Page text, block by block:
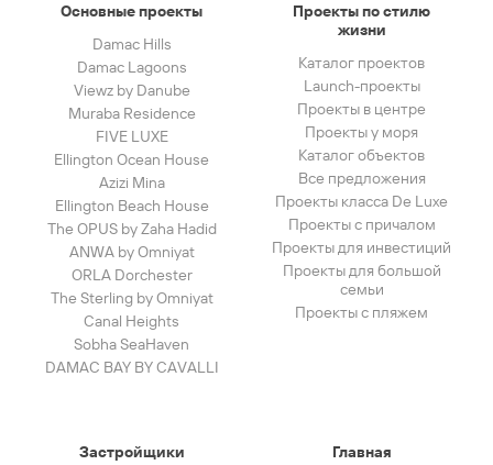
Основные проекты
Damac Hills
Damac Lagoons
Viewz by Danube
Muraba Residence
FIVE LUXE
Ellington Ocean House
Azizi Mina
Ellington Beach House
The OPUS by Zaha Hadid
ANWA by Omniyat
ORLA Dorchester
The Sterling by Omniyat
Canal Heights
Sobha SeaHaven
DAMAC BAY BY CAVALLI
Проекты по стилю
жизни
Каталог проектов
Launch-проекты
Проекты в центре
Проекты у моря
Каталог объектов
Все предложения
Проекты класса De Luxe
Проекты с причалом
Проекты для инвестиций
Проекты для большой
семьи
Проекты с пляжем
Застройщики Главная